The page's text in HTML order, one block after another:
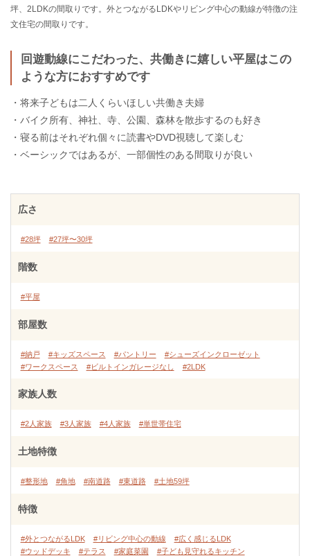
坪、2LDKの間取りです。外とつながるLDKやリビング中心の動線が特徴の注
文住宅の間取りです。
回遊動線にこだわった、共働きに嬉しい平屋はこの
ような方におすすめです
・将来子どもは二人くらいほしい共働き夫婦
・バイク所有、神社、寺、公園、森林を散歩するのも好き
・寝る前はそれぞれ個々に読書やDVD視聴して楽しむ
・ベーシックではあるが、一部個性のある間取りが良い
広さ
#28坪 #27坪〜30坪
階数
#平屋
部屋数
#納戸 #キッズスペース #パントリー
#シューズインクローゼット
#ワークスペース
#ビルトインガレージなし #2LDK
家族人数
#2人家族 #3人家族 #4人家族 #単世帯住宅
土地特徴
#整形地 #角地 #南道路 #東道路 #土地59坪
特徴
#外とつながるLDK #リビング中心の動線
#広く感じるLDK
#ウッドデッキ
#テラス #家庭菜園
#子ども見守れるキッチン